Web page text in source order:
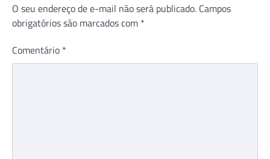
O seu endereço de e-mail não será publicado. Campos
obrigatórios são marcados com *
Comentário *